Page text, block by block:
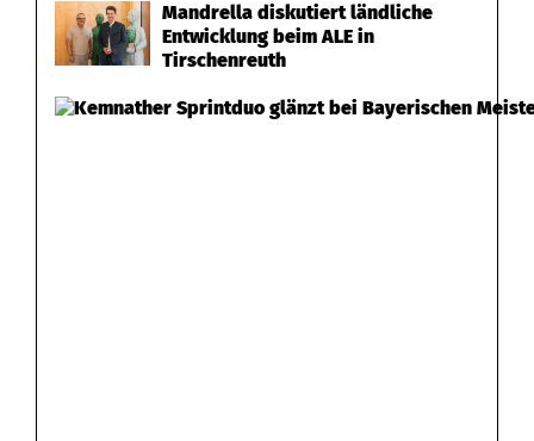
Mandrella diskutiert ländliche
Entwicklung beim ALE in
Tirschenreuth